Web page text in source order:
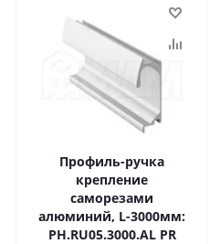
Профиль-ручка
крепление
саморезами
алюминий, L-3000мм:
PH.RU05.3000.AL PR